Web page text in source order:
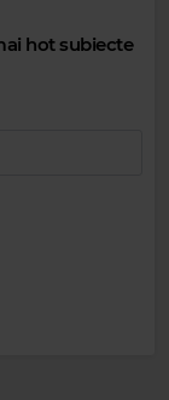
hot subiecte